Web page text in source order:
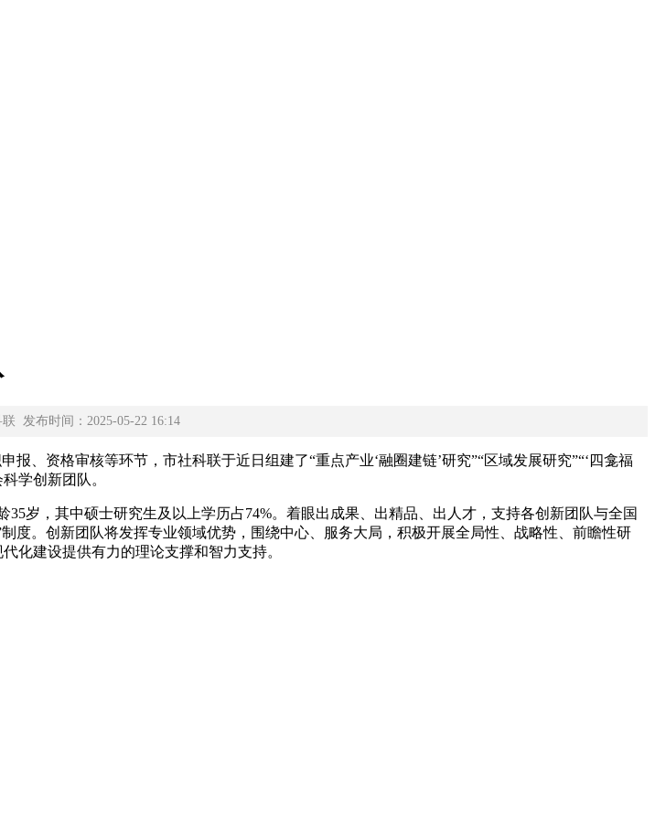
发布时间：2025-05-22 16:14
、资格审核等环节，市社科联于近日组建了“重点产业‘融圈建链’研究”“区域发展研究”“‘四龛福
学创新团队。
岁，其中硕士研究生及以上学历占74%。着眼出成果、出精品、出人才，支持各创新团队与全国
度。创新团队将发挥专业领域优势，围绕中心、服务大局，积极开展全局性、战略性、前瞻性研
化建设提供有力的理论支撑和智力支持。